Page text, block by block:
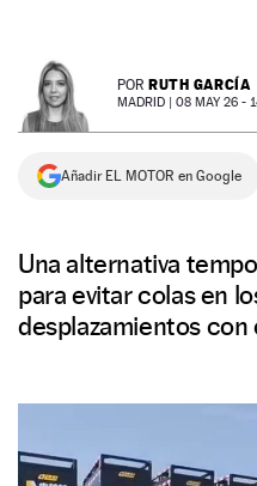
NEWSLETTER POR RUTH GARCÍA
MADRID | 08 MAY 26 -
Añadir EL MOTOR en Google
Una alternativa
para evitar colas en
desplazamientos